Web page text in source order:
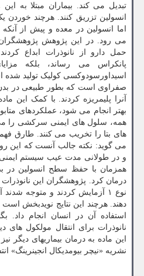
تبدیل می کند. بیماران مبتلا به
انسولین تزریق کنند. هرچند
اما انسولین در معده و پیش از
می رود. در این پژوهش
حمل دارو از نانوذرات ابداع
پانکراس می رساند، بلکه
اسیداورسودوکسی کولیک تولید
صفراوی است که بطور طبیعی در
آنرا پلیمریزه کردند. با کمک این
بهتر انجام می شود، عملکردهای
همه، سلول های ایمنی سرکشی را
های بتا را تخریب می کنند. طارق
می گوید: نکته جالب آنست که این
و در طولانی مدت عیب سیستم
همزمان با حفظ سطح انسولین در
درمان کرد. پژوهشگران این
نوع ۱ آزمایش کردند و متوجه
دهند. هرچند این نتایج نویدبخش
استفاده آن در انسان انجام داد.
نانوذرات برای انتقال مولکول
این ماده به درمان بیماریهای دیگر
نشریه «نیچر بیومدیکال انجینرینگ»